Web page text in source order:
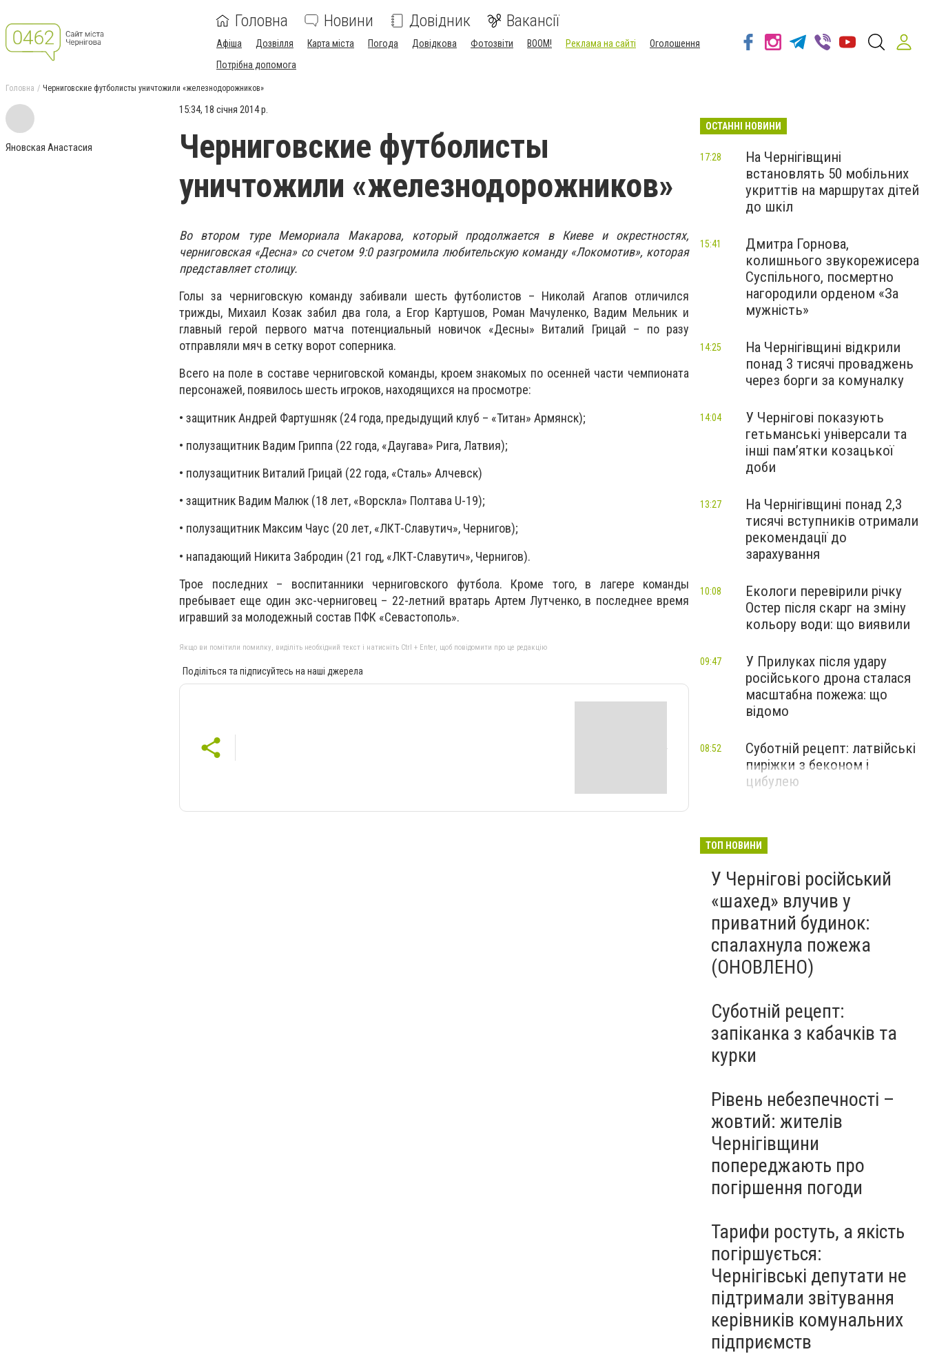
Головна Новини Довідник Вакансії
Афіша Дозвілля Карта міста Погода Довідкова Фотозвіти BOOM! Реклама на сайті
Оголошення
Потрібна допомога
Головна Черниговские футболисты уничтожили «железнодорожников»
Яновская Анастасия
15:34, 18 січня 2014 р.
Черниговские футболисты
уничтожили «железнодорожников»
Во втором туре Мемориала Макарова, который продолжается в Киеве и окрестностях,
черниговская «Десна» со счетом 9:0 разгромила любительскую команду «Локомотив», которая
представляет столицу.
Голы за черниговскую команду забивали шесть футболистов – Николай Агапов отличился
трижды, Михаил Козак забил два гола, а Егор Картушов, Роман Мачуленко, Вадим Мельник и
главный герой первого матча потенциальный новичок «Десны» Виталий Грицай – по разу
отправляли мяч в сетку ворот соперника.
Всего на поле в составе черниговской команды, кроем знакомых по осенней части чемпионата
персонажей, появилось шесть игроков, находящихся на просмотре:
• защитник Андрей Фартушняк (24 года, предыдущий клуб – «Титан» Армянск);
• полузащитник Вадим Гриппа (22 года, «Даугава» Рига, Латвия);
• полузащитник Виталий Грицай (22 года, «Сталь» Алчевск)
• защитник Вадим Малюк (18 лет, «Ворскла» Полтава U-19);
• полузащитник Максим Чаус (20 лет, «ЛКТ-Славутич», Чернигов);
• нападающий Никита Забродин (21 год, «ЛКТ-Славутич», Чернигов).
Трое последних – воспитанники черниговского футбола. Кроме того, в лагере команды
пребывает еще один экс-черниговец – 22-летний вратарь Артем Лутченко, в последнее время
игравший за молодежный состав ПФК «Севастополь».
Якщо ви помітили помилку, виділіть необхідний текст і натисніть Ctrl + Enter, щоб повідомити про це редакцію
Поділіться та підписуйтесь на наші джерела
ОСТАННІ НОВИНИ
На Чернігівщині
встановлять 50 мобільних
укриттів на маршрутах дітей
до шкіл
17:28
Дмитра Горнова,
колишнього звукорежисера
Суспільного, посмертно
нагородили орденом «За
мужність»
15:41
На Чернігівщині відкрили
понад 3 тисячі проваджень
через борги за комуналку
14:25
У Чернігові показують
гетьманські універсали та
інші пам’ятки козацької
доби
14:04
На Чернігівщині понад 2,3
тисячі вступників отримали
рекомендації до
зарахування
13:27
Екологи перевірили річку
Остер після скарг на зміну
кольору води: що виявили
10:08
У Прилуках після удару
російського дрона сталася
масштабна пожежа: що
відомо
09:47
Суботній рецепт: латвійські
пиріжки з беконом і
цибулею
08:52
ТОП НОВИНИ
У Чернігові російський
«шахед» влучив у
приватний будинок:
спалахнула пожежа
(ОНОВЛЕНО)
Суботній рецепт:
запіканка з кабачків та
курки
Рівень небезпечності –
жовтий: жителів
Чернігівщини
попереджають про
погіршення погоди
Тарифи ростуть, а якість
погіршується:
Чернігівські депутати не
підтримали звітування
керівників комунальних
підприємств